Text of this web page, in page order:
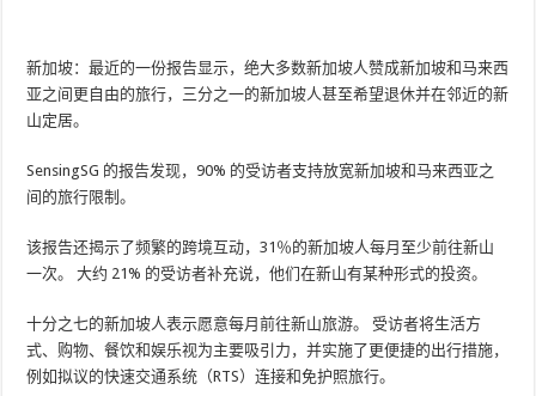
新加坡：最近的一份报告显示，绝大多数新加坡人赞成新加坡和马来西
亚之间更自由的旅行，三分之一的新加坡人甚至希望退休并在邻近的新
山定居。
SensingSG 的报告发现，90% 的受访者支持放宽新加坡和马来西亚之
间的旅行限制。
该报告还揭示了频繁的跨境互动，31％的新加坡人每月至少前往新山
一次。 大约 21% 的受访者补充说，他们在新山有某种形式的投资。
十分之七的新加坡人表示愿意每月前往新山旅游。 受访者将生活方
式、购物、餐饮和娱乐视为主要吸引力，并实施了更便捷的出行措施，
例如拟议的快速交通系统（RTS）连接和免护照旅行。